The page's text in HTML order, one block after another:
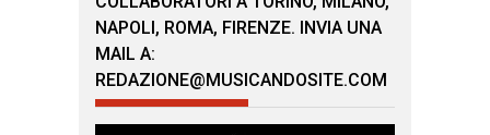
NAPOLI, ROMA, FIRENZE. INVIA UNA
MAIL A:
REDAZIONE@MUSICANDOSITE.COM